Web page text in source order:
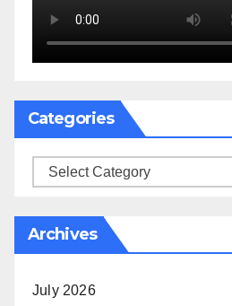
Categories
Categories
Archives
July 2026